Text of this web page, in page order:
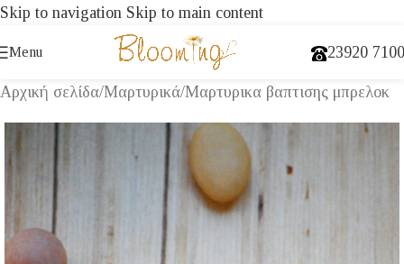
Skip to navigation Skip to main content
Menu 23920
Αρχική σελίδα/Μαρτυρικά/Μαρτυρικα βαπτισης μπρελοκ